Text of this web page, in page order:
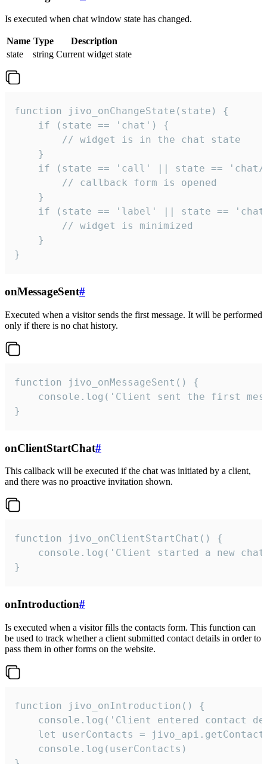
Is executed when chat window state has changed.
Name Type
Description
state
string Current widget state
function jivo_onChangeState(state) {
    if (state == 'chat') {
        // widget is in the chat state
    }
if (state == 'call' || state ==
        // callback form is opened
    }
if (state == 'label' || state ==
        // widget is minimized
    }
}
onMessageSent#
Executed when a visitor sends the first message. It will be performed
only if there is no chat history.
function jivo_onMessageSent() {
console.log('Client sent the first
}
onClientStartChat#
This callback will be executed if the chat was initiated by a client,
and there was no proactive invitation shown.
function jivo_onClientStartChat() {
console.log('Client started a new
}
onIntroduction#
Is executed when a visitor fills the contacts form. This function can
be used to track whether a client submitted contact details in order to
pass them in other forms on the website.
function jivo_onIntroduction() {
console.log('Client entered contact
let userContacts =
    console.log(userContacts)